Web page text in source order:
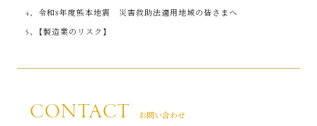
令和8年度熊本地震 災害救助法適用地域の皆さまへ
【製造業のリスク】
CONTACT お問い合わせ